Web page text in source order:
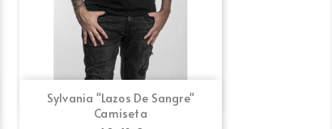
Sylvania "Lazos De Sangre"
Camiseta
Vista rápida